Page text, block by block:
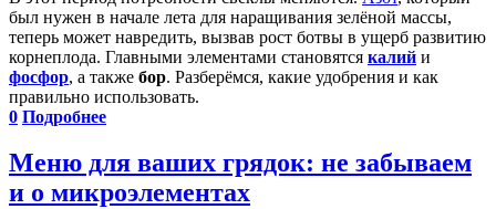
был нужен в начале лета для наращивания зелёной массы,
теперь может навредить, вызвав рост ботвы в ущерб развитию
корнеплода. Главными элементами становятся калий и
фосфор, а также бор. Разберёмся, какие удобрения и как
правильно использовать.
0 Подробнее
Меню для ваших грядок: не забываем
и о микроэлементах